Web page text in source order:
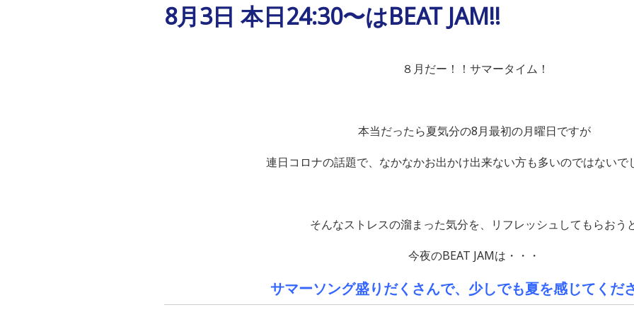
8月3日 本日24:30〜はBEAT JAM!!
８月だー！！サマータイム！
本当だったら夏気分の8月最初の月曜日ですが
連日コロナの話題で、なかなかお出かけ出来ない方も多いのではないで
そんなストレスの溜まった気分を、リフレッシュしてもらおう
今夜のBEAT JAMは・・・
サマーソング盛りだくさんで、少しでも夏を感じてくだ